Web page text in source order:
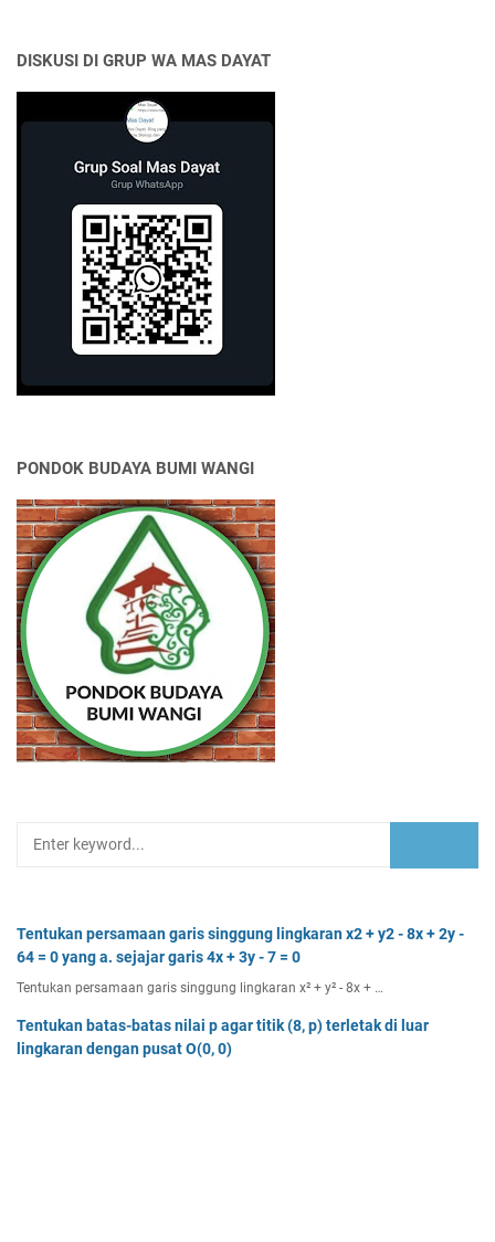
DISKUSI DI GRUP WA MAS DAYAT
PONDOK BUDAYA BUMI WANGI
Tentukan persamaan garis singgung lingkaran x2 + y2 - 8x + 2y -
64 = 0 yang a. sejajar garis 4x + 3y - 7 = 0
Tentukan persamaan garis singgung lingkaran x² + y² - 8x + …
Tentukan batas-batas nilai p agar titik (8, p) terletak di luar
lingkaran dengan pusat O(0, 0)